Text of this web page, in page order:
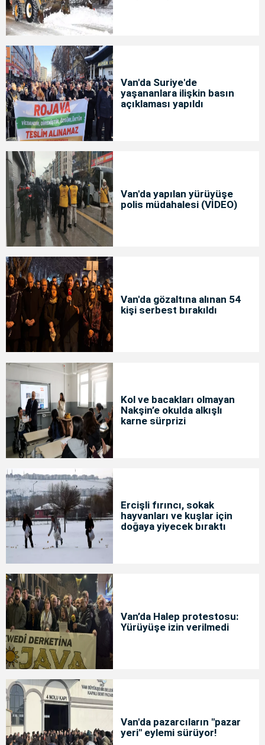
Van'da Suriye'de
yaşananlara ilişkin basın
açıklaması yapıldı
Van'da yapılan yürüyüşe
polis müdahalesi (VİDEO)
Van'da gözaltına alınan 54
kişi serbest bırakıldı
Kol ve bacakları olmayan
Nakşin’e okulda alkışlı
karne sürprizi
Ercişli fırıncı, sokak
hayvanları ve kuşlar için
doğaya yiyecek bıraktı
Van’da Halep protestosu:
Yürüyüşe izin verilmedi
Van'da pazarcıların "pazar
yeri" eylemi sürüyor!